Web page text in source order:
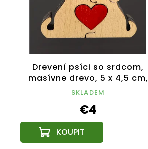
Drevení psíci so srdcom,
masívne drevo, 5 x 4,5 cm,
český výrobok
SKLADEM
€4